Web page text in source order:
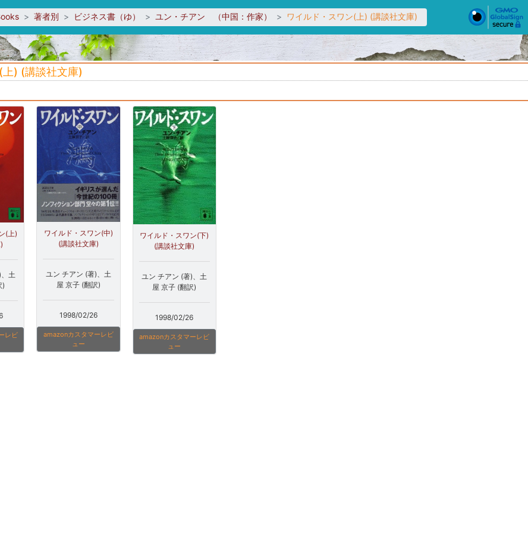
著者別 ビジネス書（ゆ） ユン・チアン （中国：作家） ワイルド・スワン(上) (講談社文庫)
) (講談社文庫)
(上)
土
)
レビ
ワイルド・スワン(中)
(講談社文庫)
ユン チアン (著)、土
屋 京子 (翻訳)
1998/02/26
amazonカスタマーレビ
ュー
ワイルド・スワン(下)
(講談社文庫)
ユン チアン (著)、土
屋 京子 (翻訳)
1998/02/26
amazonカスタマーレビ
ュー